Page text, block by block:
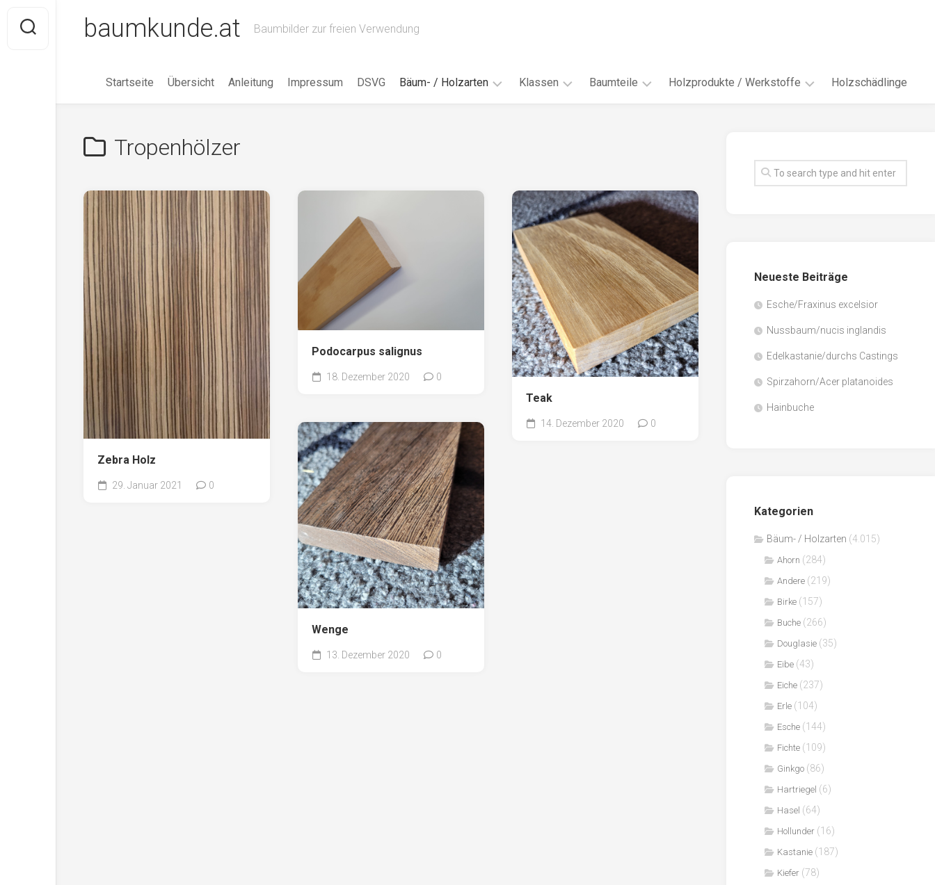
content
baumkunde.at Baumbilder zur freien Verwendung
Startseite Übersicht Anleitung Impressum DSVG Bäum- / Holzarten
Hasel
Hollunder
Kastanie
Kiefer
Lärche
Linde
Mammutbaum
Nuss
Klassen
17AH
18AF
17BH
18AH
18BH
19AF
19AH
19BH
Baumteile
/
Früchte
Borke
/
Rinde
Knospen
Habitus
Holzprodukte / Werkstoffe
Faserwerkstoffe
Funiere
Massivholzwerkstoffe
Möbel-
/
Innenausbau
Papier
/
Zellulose
Sägenebenprodukte
Holzschädlinge
Tropenhölzer
Zebra Holz
29. Januar 2021 0
Podocarpus salignus
18. Dezember 2020 0
Teak
14. Dezember 2020 0
Wenge
13. Dezember 2020 0
Neueste Beiträge
Esche/Fraxinus excelsior
Nussbaum/nucis inglandis
Edelkastanie/durchs Castings
Spirzahorn/Acer platanoides
Hainbuche
Kategorien
Bäum- / Holzarten (4.015)
Ahorn (284)
Andere (219)
Birke (157)
Buche (266)
Douglasie (35)
Eibe (43)
Eiche (237)
Erle (104)
Esche (144)
Fichte (109)
Ginkgo (86)
Hartriegel (6)
Hasel (64)
Hollunder (16)
Kastanie (187)
Kiefer (78)